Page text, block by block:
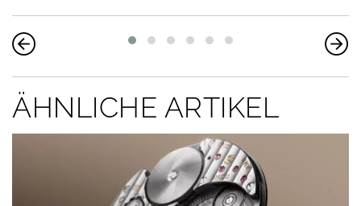
ÄHNLICHE ARTIKEL